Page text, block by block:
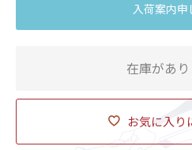
お気に入り
入荷案内申
在庫があ